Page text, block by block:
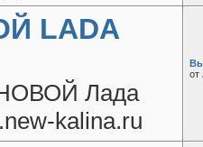
LADA
Лада
kalina.ru
от